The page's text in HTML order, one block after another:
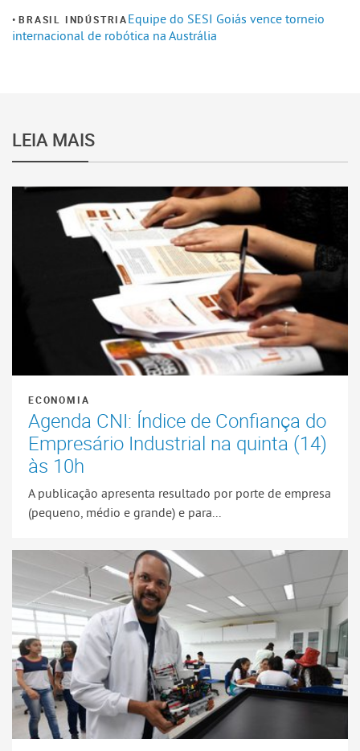
BRASIL INDÚSTRIAEquipe do SESI Goiás vence torneio
internacional de robótica na Austrália
LEIA MAIS
ECONOMIA
Agenda CNI: Índice de Confiança do
Empresário Industrial na quinta (14)
às 10h
A publicação apresenta resultado por porte de empresa
(pequeno, médio e grande) e para...